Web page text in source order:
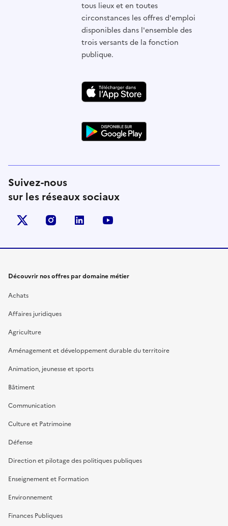
tous lieux et en toutes
circonstances les offres d'emploi
disponibles dans l'ensemble des
trois versants de la fonction
publique.
Suivez-nous
sur les réseaux sociaux
X (anciennement Twitter)
instagramlinkedin
Découvrir nos offres par domaine métier
Achats
Affaires juridiques
Agriculture
Aménagement et développement durable du territoire
Animation, jeunesse et sports
Bâtiment
Communication
Culture et Patrimoine
Défense
Direction et pilotage des politiques publiques
Enseignement et Formation
Environnement
Finances Publiques